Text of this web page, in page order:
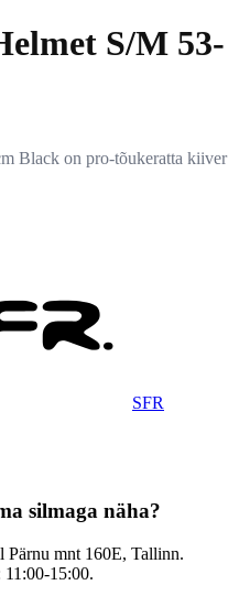
S/M 53-
Black on pro-tõukeratta kiiver
SFR
silmaga näha?
Pärnu mnt 160E, Tallinn.
15:00.